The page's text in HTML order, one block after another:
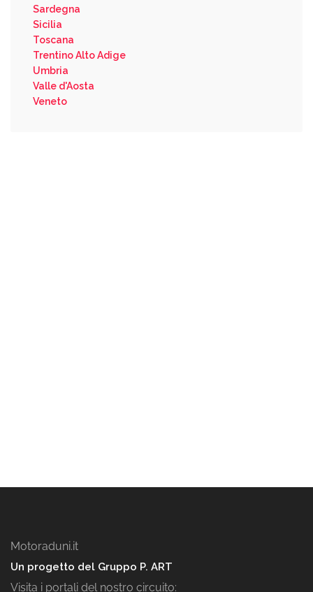
Sardegna
Sicilia
Toscana
Trentino Alto Adige
Umbria
Valle d'Aosta
Veneto
Motoraduni.it
Un progetto del Gruppo P. ART
Visita i portali del nostro circuito: